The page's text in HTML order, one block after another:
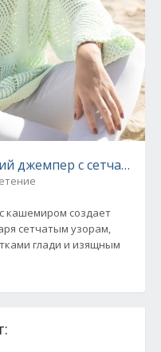
джемпер с сетчатым
кашемиром создает
сетчатым узорам,
глади и изящным